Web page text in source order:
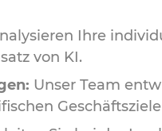
Ihre
von KI.
Unser Team